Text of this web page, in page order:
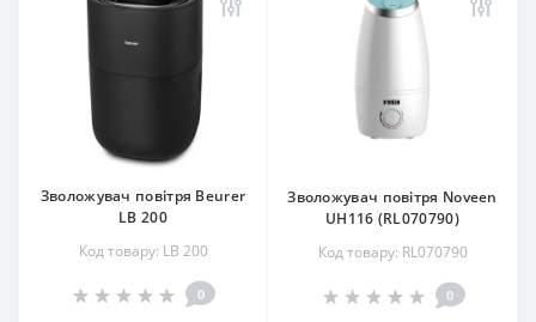
Зволожувач повітря Beurer
LB 200
Код товару: LB 200
0
Зволожувач повітря Noveen
UH116 (RL070790)
Код товару: RL070790
0